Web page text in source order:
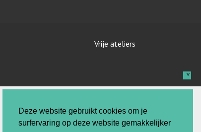
Deze website gebruikt cookies om je
surfervaring op deze website gemakkelijker
Vrije ateliers